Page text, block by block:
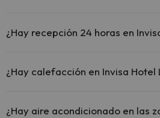
pago) Aquí tienes más info sobre la
¿Hay recepción 24 horas en
¿Hay calefacción en Invisa Hotel
¿Hay aire acondicionado en las